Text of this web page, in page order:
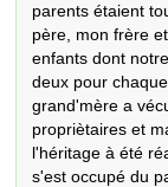
parents étaient
père, mon frère
enfants dont
deux pour
grand'mère a
propriètaires et
l'héritage à été
s'est occupé du